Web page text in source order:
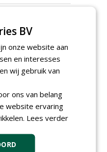
/
Groendaken bij
km rond Noordeloos
Voorman Groen
BV
onze website aan
en interesses
wij gebruik van
ons van belang
website ervaring
Lees verder